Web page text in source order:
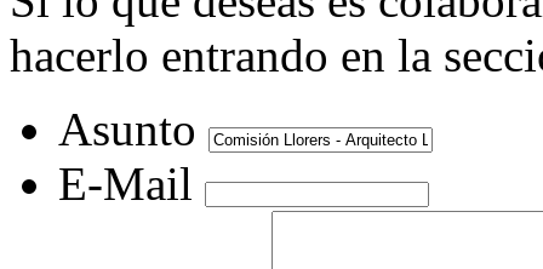
hacerlo entrando en la
Asunto
E-Mail